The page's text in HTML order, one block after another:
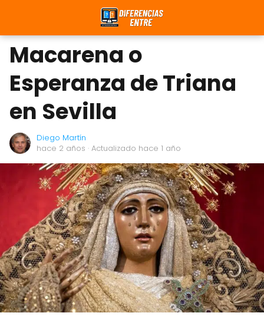
Macarena o
Esperanza de Triana
en Sevilla
Diego Martín
hace 2 años · Actualizado hace 1 año